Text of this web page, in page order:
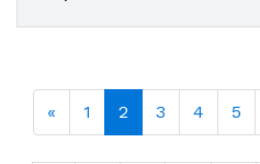
« 1 2 3 4 5